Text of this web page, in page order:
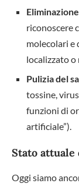
riconoscere
molecolari e
localizzato o
Pulizia del
tossine,
funzioni di
artificiale”).
Stato attuale
Oggi siamo